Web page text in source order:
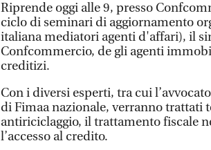
Riprende oggi alle 9, presso
ciclo di seminari di aggiornamento
italiana mediatori agenti d'affari), il
Confcommercio, de gli agenti
creditizi.
Con i diversi esperti, tra cui
di Fimaa nazionale, verranno trattati
antiriciclaggio, il trattamento fiscale
l’accesso al credito.